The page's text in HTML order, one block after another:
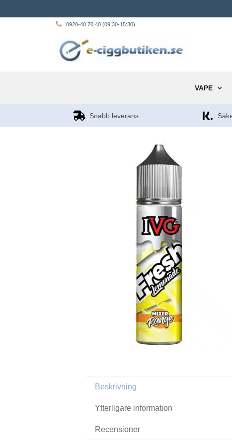
0920-40 70 40 (09:30-15:30)
VAPE
Snabb leverans
Beskrivning
Ytterligare information
Recensioner